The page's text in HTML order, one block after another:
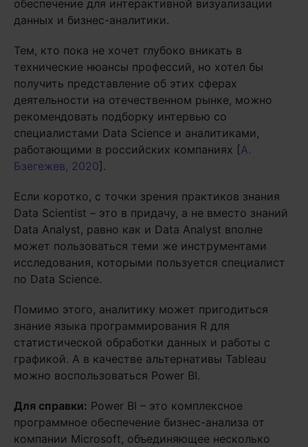
обеспечение для интерактивной визуализации
данных и бизнес-аналитики.
Тем, кто пока не хочет глубоко вникать в
технические нюансы профессий, но хотел бы
получить представление об этих сферах
деятельности на отечественном рынке, можно
рекомендовать подборку интервью со
специалистами Data Science и аналитиками,
работающими в российских компаниях [А.
Бзегежев, 2020].
Если коротко, с точки зрения практиков знания
Data Scientist – это в придачу, а не вместо знаний
Data Analyst, равно как и Data Analyst вполне
может пользоваться теми же инструментами
исследования, которыми пользуется специалист
по Data Science.
Помимо этого, аналитику может пригодиться
знание языка программирования R для
статистической обработки данных и работы с
графикой. А в качестве альтернативы Tableau
можно воспользоваться Power BI.
Для справки: Power BI – это комплексное
программное обеспечение бизнес-анализа от
компании Microsoft, объединяющее несколько